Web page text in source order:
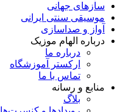
سازهای جهانی
موسیقی سنتی ایرانی
آواز و صداسازی
درباره الهام موزیک
درباره ما
ارکستر آموزشگاه
تماس با ما
منابع و رسانه
بلاگ